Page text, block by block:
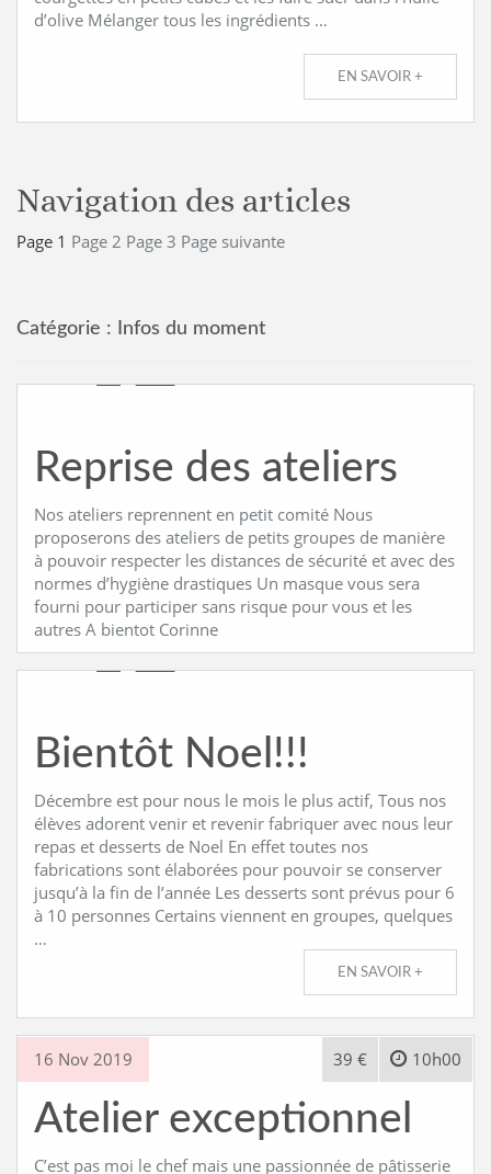
d’olive Mélanger tous les ingrédients …
EN SAVOIR +
Navigation des articles
Page 1 Page 2 Page 3 Page suivante
Catégorie : Infos du moment
Reprise des ateliers
Nos ateliers reprennent en petit comité Nous
proposerons des ateliers de petits groupes de manière
à pouvoir respecter les distances de sécurité et avec des
normes d’hygiène drastiques Un masque vous sera
fourni pour participer sans risque pour vous et les
autres A bientot Corinne
Bientôt Noel!!!
Décembre est pour nous le mois le plus actif, Tous nos
élèves adorent venir et revenir fabriquer avec nous leur
repas et desserts de Noel En effet toutes nos
fabrications sont élaborées pour pouvoir se conserver
jusqu’à la fin de l’année Les desserts sont prévus pour 6
à 10 personnes Certains viennent en groupes, quelques
…
EN SAVOIR +
16 Nov 2019 10h00
39 €
Atelier exceptionnel
C’est pas moi le chef mais une passionnée de pâtisserie